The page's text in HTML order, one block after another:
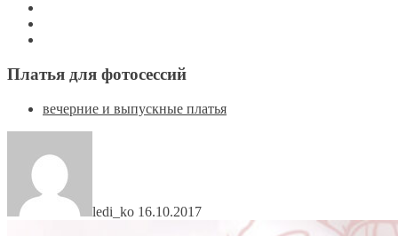
Платья для фотосессий
вечерние и выпускные платья
ledi_ko 16.10.2017